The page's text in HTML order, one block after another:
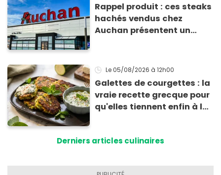
Rappel produit : ces steaks
hachés vendus chez
Auchan présentent un
Le 05/08/2026 à 12h00
Galettes de courgettes : la
vraie recette grecque pour
qu'elles tiennent enfin à la
Derniers articles culinaires